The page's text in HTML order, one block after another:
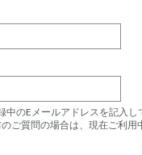
のEメールアドレスを記入し
ご質問の場合は、現在ご利用